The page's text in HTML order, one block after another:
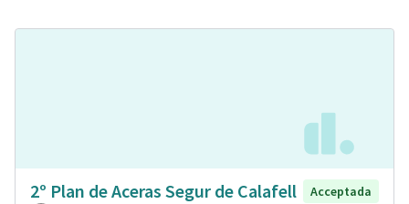
2º Plan de Aceras Segur de Calafell
Acceptada